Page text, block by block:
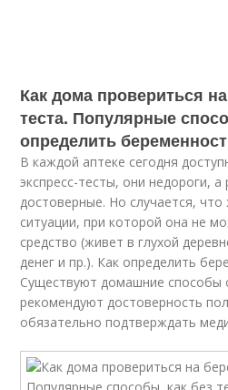
Как дома провериться
теста. Популярные
определить
В каждой аптеке сегодня
экспресс-тесты, они недороги,
достоверные. Но случается,
ситуации, при которой она не
средство (живет в глухой
денег и пр.). Как определить
Существуют домашние способы
рекомендуют достоверность
обязательно подтверждать